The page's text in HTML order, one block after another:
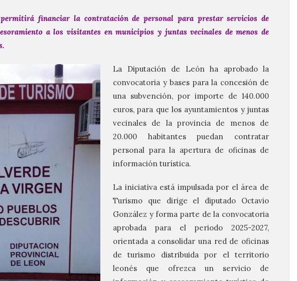
financiar la contratación de personal para prestar servicios de
a los visitantes en municipios y juntas vecinales de menos de
La Diputación de León ha aprobado la
convocatoria y bases para la concesión de
una subvención, por importe de 140.000
euros, para que los ayuntamientos y juntas
vecinales de la provincia de menos de
20.000 habitantes puedan contratar
personal para la apertura de oficinas de
información turística.
La iniciativa está impulsada por el área de
Turismo que dirige el diputado Octavio
González y forma parte de la convocatoria
aprobada para el periodo 2025-2027,
orientada a consolidar una red de oficinas
de turismo distribuida por el territorio
leonés que ofrezca un servicio de